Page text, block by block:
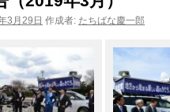
3月29日 作成者: たちばな慶一郎